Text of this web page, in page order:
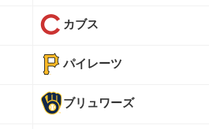
カブス
パイレーツ
ブリュワーズ